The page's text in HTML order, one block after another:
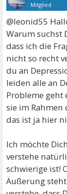
Mitglied
@leonid55
Warum suchst
dass ich die
nicht so recht
du an
leiden alle an
Probleme geht
sie im Rahmen
das ist ja hier
Ich möchte
verstehe
schwierige ist!
Äußerung